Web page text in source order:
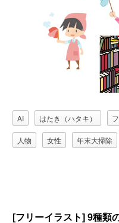
AI はたき（ハタキ）
人物 女性 年末大掃除
[フリーイラスト] 9種類